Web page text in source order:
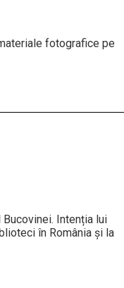
fotografice pe
Intenția lui
în România și la